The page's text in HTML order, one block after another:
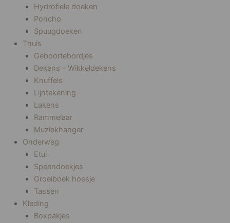
Hydrofiele doeken
Poncho
Spuugdoeken
Thuis
Geboortebordjes
Dekens – Wikkeldekens
Knuffels
Lijntekening
Lakens
Rammelaar
Muziekhanger
Onderweg
Etui
Speendoekjes
Groeiboek hoesje
Tassen
Kleding
Boxpakjes